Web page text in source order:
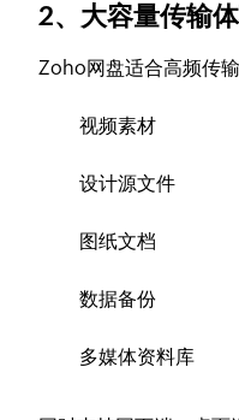
2、大容量传输
Zoho网盘适合高频传
视频素材
设计源文件
图纸文档
数据备份
多媒体资料库